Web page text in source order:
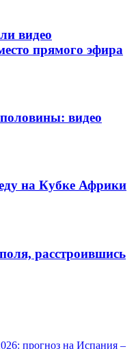
видео
прямого эфира
видео
на Кубке Африки
расстроившись